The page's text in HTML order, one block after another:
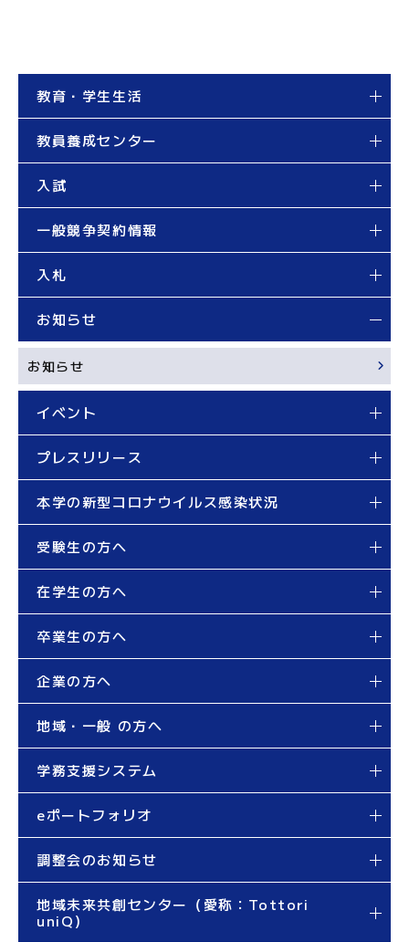
教育・学生生活
教員養成センター
入試
一般競争契約情報
入札
お知らせ
お知らせ
イベント
プレスリリース
本学の新型コロナウイルス感染状況
受験生の方へ
在学生の方へ
卒業生の方へ
企業の方へ
地域・一般 の方へ
学務支援システム
eポートフォリオ
調整会のお知らせ
地域未来共創センター（愛称：Tottori
uniQ）